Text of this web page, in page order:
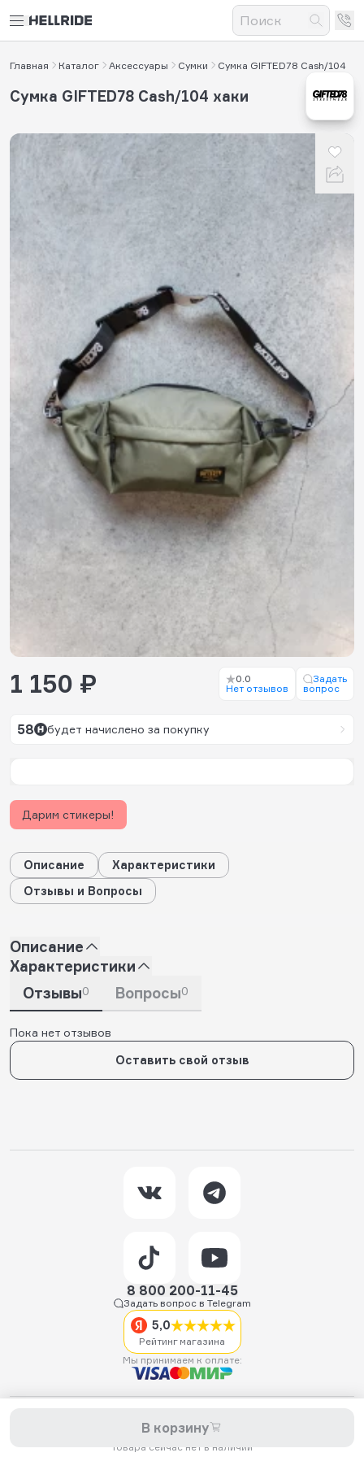
Главная Каталог Аксессуары Сумки Сумка GIFTED78 Cash/104
Сумка GIFTED78 Cash/104 хаки
1 150 ₽
0.0
Нет отзывов
Задать
вопрос
В корзину
Товара сейчас нет в наличии
58 будет начислено за покупку
Дарим стикеры!
Описание
Характеристики
Отзывы и Вопросы
Описание
Характеристики
Отзывы0 Вопросы0
Пока нет отзывов
Оставить свой отзыв
8 800 200-11-45
Задать вопрос в Telegram
5,0
Рейтинг магазина
Мы принимаем к оплате:
самокатов, запчастей для самокатов, аксессуаров, экипировки,
одежды и обуви.